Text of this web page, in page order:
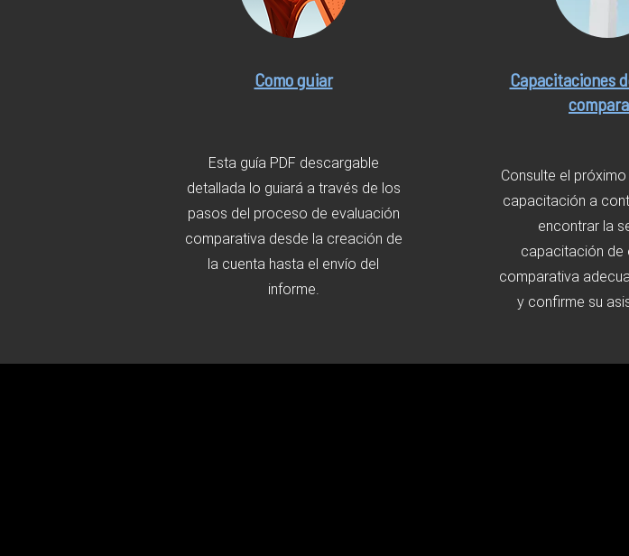
Como guiar
Esta guía PDF descargable
detallada lo guiará a través de los
pasos del proceso de evaluación
comparativa desde la creación de
la cuenta hasta el envío del
informe.
Capacitaciones
Consulte el
capacitación a
encontrar la
capacitación de
comparativa
y confirme su